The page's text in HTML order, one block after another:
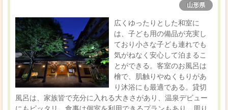
山形県
広くゆったりとした和室に
は、子ども用の備品が充実し
ており小さな子ども連れでも
気がねなく安心して泊まるこ
とができる。客室のお風呂は
檜で、肌触りやぬくもりがあ
り沐浴にも最適である。貸切
風呂は、家族皆で充分に入れる大きさがあり、温泉デビュー